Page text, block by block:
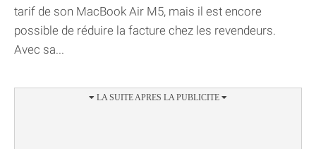
tarif de son MacBook Air M5, mais il est encore
possible de réduire la facture chez les revendeurs.
Avec sa...